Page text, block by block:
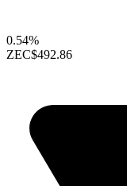
0.54%
ZEC$492.86